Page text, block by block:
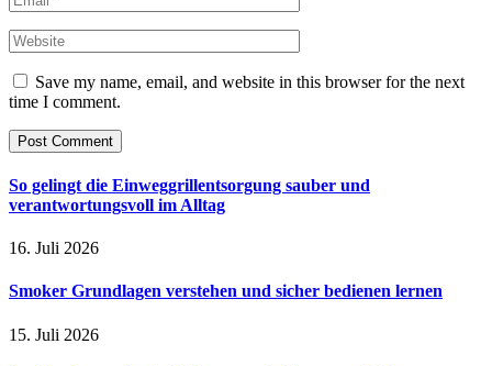
Save my name, email, and website in this browser for the next
time I comment.
So gelingt die Einweggrillentsorgung sauber und
verantwortungsvoll im Alltag
16. Juli 2026
Smoker Grundlagen verstehen und sicher bedienen lernen
15. Juli 2026